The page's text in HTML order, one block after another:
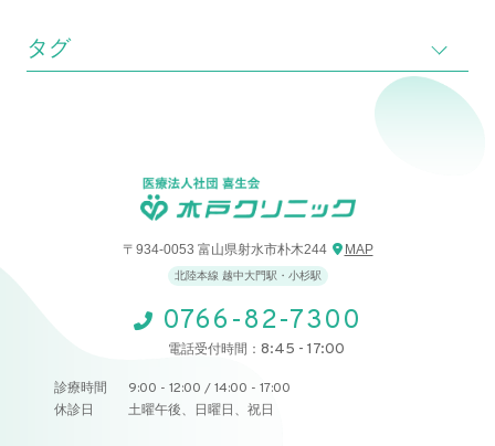
タグ
〒934-0053 富山県射水市朴木244 MAP
北陸本線 越中大門駅・小杉駅
0766-82-7300
電話受付時間： 8:45 - 17:00
診療時間 9:00 - 12:00 / 14:00 - 17:00
休診日 土曜午後、日曜日、祝日